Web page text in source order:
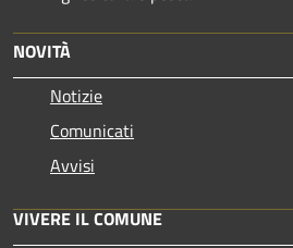
NOVITÀ
Notizie
Comunicati
Avvisi
VIVERE IL COMUNE